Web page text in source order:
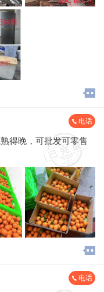
电话
得晚，可批发可零售
电话